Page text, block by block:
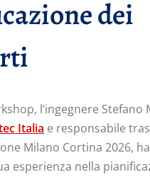
dei
l’ingegnere Stefano
Italia e responsabile
Milano Cortina 2026, ha
esperienza nella